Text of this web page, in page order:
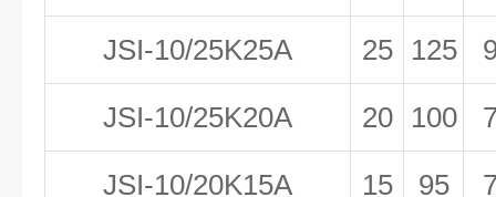
JSI-10/25K25A 25 125
JSI-10/25K20A 20 100
JSI-10/20K15A 15 95